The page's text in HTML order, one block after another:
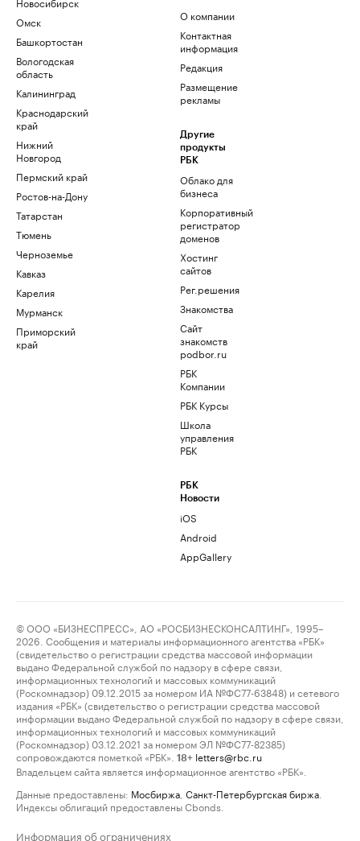
Омск
Башкортостан
Вологодская
область
Калининград
Краснодарский
край
Нижний
Новгород
Пермский край
Ростов-на-Дону
Татарстан
Тюмень
Черноземье
Кавказ
Карелия
Мурманск
Приморский
край
О компании
Контактная
информация
Редакция
Размещение
рекламы
Другие
продукты
РБК
Облако для
бизнеса
Корпоративный
регистратор
доменов
Хостинг
сайтов
Рег.решения
Знакомства
Сайт
знакомств
podbor.ru
РБК
Компании
РБК Курсы
Школа
управления
РБК
РБК
Новости
iOS
Android
AppGallery
© ООО «БИЗНЕСПРЕСС», АО «РОСБИЗНЕСКОНСАЛТИНГ», 1995–
2026. Сообщения и материалы информационного агентства «РБК»
(свидетельство о регистрации средства массовой информации
выдано Федеральной службой по надзору в сфере связи,
информационных технологий и массовых коммуникаций
(Роскомнадзор) 09.12.2015 за номером ИА №ФС77-63848) и сетевого
издания «РБК» (свидетельство о регистрации средства массовой
информации выдано Федеральной службой по надзору в сфере связи,
информационных технологий и массовых коммуникаций
(Роскомнадзор) 03.12.2021 за номером ЭЛ №ФС77-82385)
сопровождаются пометкой «РБК».
18+ letters@rbc.ru
Владельцем сайта является информационное агентство «РБК».
Данные предоставлены: Мосбиржа Санкт-Петербургская биржа
Индексы облигаций предоставлены Cbonds.
Информация об ограничениях